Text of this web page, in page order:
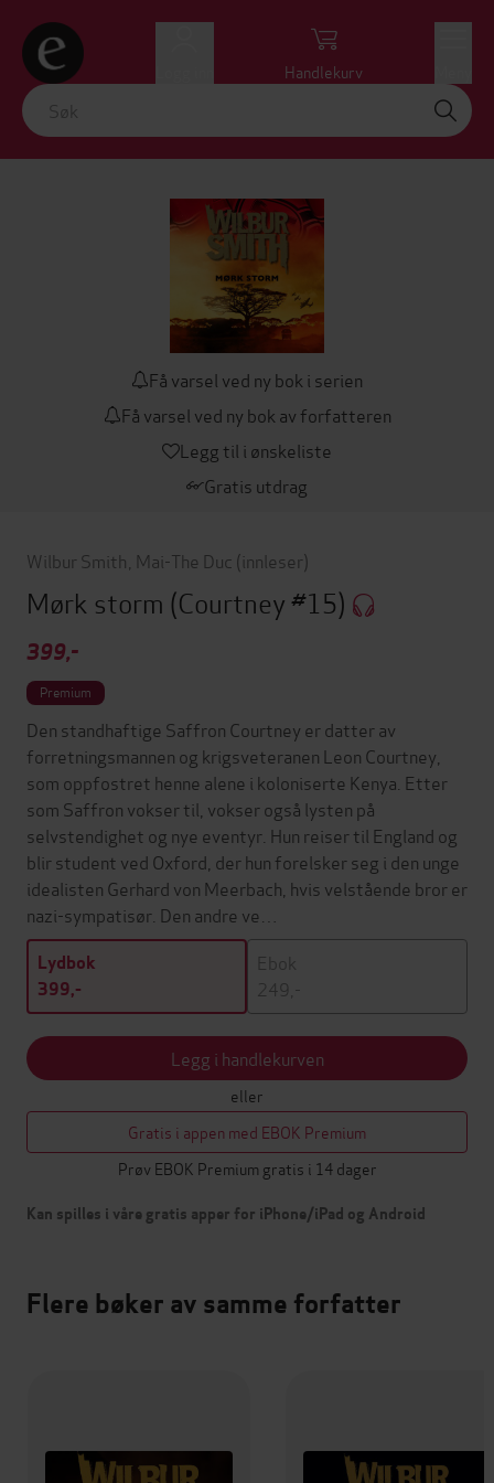
Handlekurv
Få varsel ved ny bok i serien
Få varsel ved ny bok av forfatteren
Legg til i ønskeliste
Gratis utdrag
Wilbur Smith Mai-The Duc (innleser)
Mørk storm (Courtney #15)
399,-
Premium
Den standhaftige Saffron Courtney er datter av
forretningsmannen og krigsveteranen Leon Courtney,
som oppfostret henne alene i koloniserte Kenya. Etter
som Saffron vokser til, vokser også lysten på
selvstendighet og nye eventyr. Hun reiser til England og
blir student ved Oxford, der hun forelsker seg i den unge
idealisten Gerhard von Meerbach, hvis velstående bror er
nazi-sympatisør. Den andre ve…
Lydbok
399,-
Ebok
249,-
Legg i handlekurven
eller
Gratis i appen med EBOK Premium
Prøv EBOK Premium gratis i 14 dager
Kan spilles i våre gratis apper for iPhone/iPad og Android
Flere bøker av samme forfatter